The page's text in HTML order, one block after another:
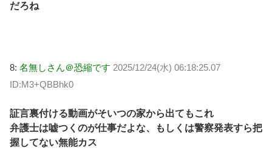
だろね
8: 名無しさん＠恐縮です 2025/12/24(水) 06:18:25.07
ID:M3+QBBhk0
証言裏付ける動画がそいつの家から出てもこれ
弁護士は嘘つくのが仕事だよな、もしくは警察発表すら把
握してない無能カス